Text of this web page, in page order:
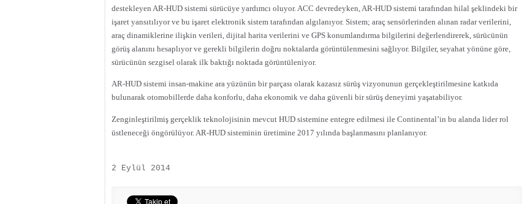
destekleyen AR-HUD sistemi sürücüye yardımcı oluyor. ACC devredeyken, AR-HUD sistemi tarafından hilal şeklindeki bir
işaret yansıtılıyor ve bu işaret elektronik sistem tarafından algılanıyor. Sistem; araç sensörlerinden alınan radar verilerini,
araç dinamiklerine ilişkin verileri, dijital harita verilerini ve GPS konumlandırma bilgilerini değerlendirerek, sürücünün
görüş alanını hesaplıyor ve gerekli bilgilerin doğru noktalarda görüntülenmesini sağlıyor. Bilgiler, seyahat yönüne göre,
sürücünün sezgisel olarak ilk baktığı noktada görüntüleniyor.
AR-HUD sistemi insan-makine ara yüzünün bir parçası olarak kazasız sürüş vizyonunun gerçekleştirilmesine katkıda
bulunarak otomobillerde daha konforlu, daha ekonomik ve daha güvenli bir sürüş deneyimi yaşatabiliyor.
Zenginleştirilmiş gerçeklik teknolojisinin mevcut HUD sistemine entegre edilmesi ile Continental’in bu alanda lider rol
üstleneceği öngörülüyor. AR-HUD sisteminin üretimine 2017 yılında başlanmasını planlanıyor.
2 Eylül 2014